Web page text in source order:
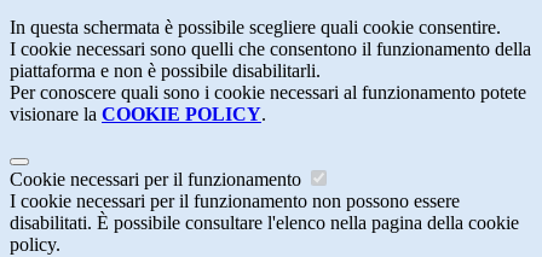
In questa schermata è possibile scegliere quali cookie consentire.
I cookie necessari sono quelli che consentono il funzionamento della
piattaforma e non è possibile disabilitarli.
Per conoscere quali sono i cookie necessari al funzionamento potete
visionare la COOKIE POLICY.
Cookie necessari per il funzionamento
I cookie necessari per il funzionamento non possono essere
disabilitati. È possibile consultare l'elenco nella pagina della cookie
policy.